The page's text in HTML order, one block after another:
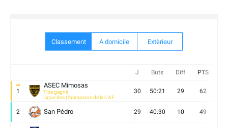
Classement A domicile Extèrieur
J Buts Diff PTS
1
ASEC Mimosas
Titre gagné
Ligue des Champions de la CAF
30 50:21 29 62
2 San Pédro 29 40:30 10 49